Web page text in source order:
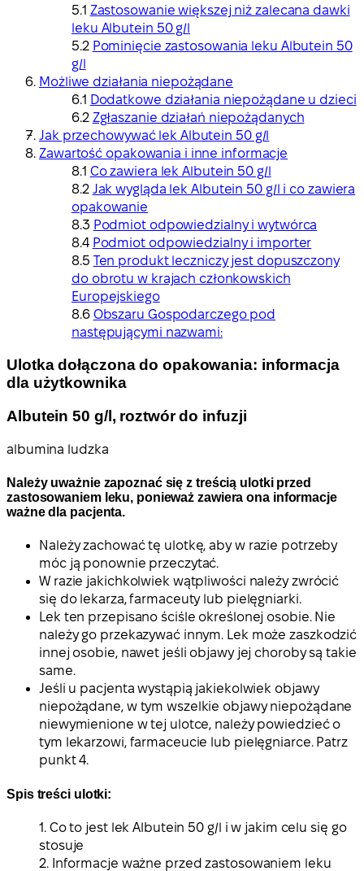
Zastosowanie większej niż zalecana dawki
leku Albutein 50 g/l
Pominięcie zastosowania leku Albutein 50
g/l
Możliwe działania niepożądane
Dodatkowe działania niepożądane u dzieci
Zgłaszanie działań niepożądanych
Jak przechowywać lek Albutein 50 g/l
Zawartość opakowania i inne informacje
Co zawiera lek Albutein 50 g/l
Jak wygląda lek Albutein 50 g/l i co zawiera
opakowanie
Podmiot odpowiedzialny i wytwórca
Podmiot odpowiedzialny i importer
Ten produkt leczniczy jest dopuszczony
do obrotu w krajach członkowskich
Europejskiego
Obszaru Gospodarczego pod
następującymi nazwami:
Ulotka dołączona do opakowania: informacja
dla użytkownika
Albutein 50 g/l, roztwór do infuzji
albumina ludzka
Należy uważnie zapoznać się z treścią ulotki przed
zastosowaniem leku, ponieważ zawiera ona informacje
ważne dla pacjenta.
Należy zachować tę ulotkę, aby w razie potrzeby
móc ją ponownie przeczytać.
W razie jakichkolwiek wątpliwości należy zwrócić
się do lekarza, farmaceuty lub pielęgniarki.
Lek ten przepisano ściśle określonej osobie. Nie
należy go przekazywać innym. Lek może zaszkodzić
innej osobie, nawet jeśli objawy jej choroby są takie
same.
Jeśli u pacjenta wystąpią jakiekolwiek objawy
niepożądane, w tym wszelkie objawy niepożądane
niewymienione w tej ulotce, należy powiedzieć o
tym lekarzowi, farmaceucie lub pielęgniarce. Patrz
punkt 4.
Spis treści ulotki:
1. Co to jest lek Albutein 50 g/l i w jakim celu się go
stosuje
2. Informacje ważne przed zastosowaniem leku